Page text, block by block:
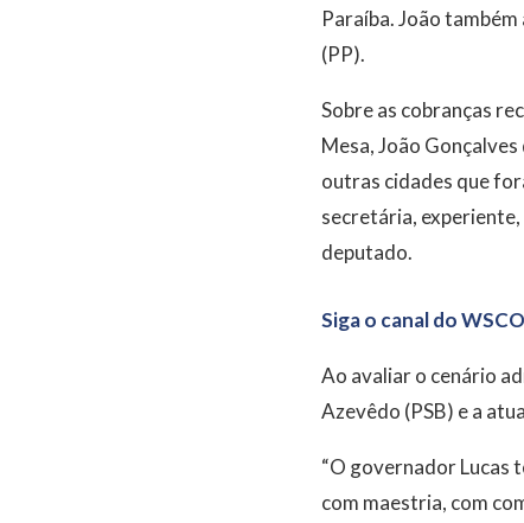
Paraíba. João
(PP).
Sobre as cobranças
Mesa, João Gonçalves
outras cidades que
secretária, experiente,
deputado.
Siga o canal do
Ao avaliar o cenário
Azevêdo (PSB) e a
“O governador Lucas
com maestria, com